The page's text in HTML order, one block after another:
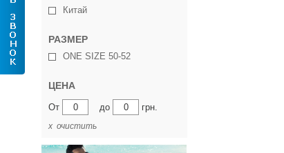
Китай
РАЗМЕР
ONE SIZE 50-52
ЦЕНА
От до грн.
х очистить